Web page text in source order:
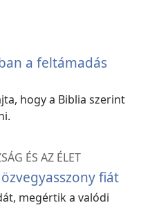
a feltámadás
hogy a Biblia szerint
ÉS AZ ÉLET
fiát
megértik a valódi